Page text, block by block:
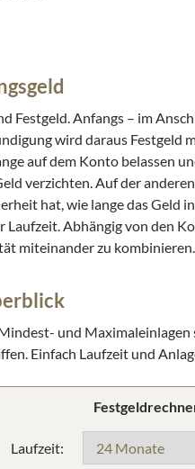
Festgeld. Anfangs – im
wird daraus
auf dem Konto belassen
verzichten. Auf der
hat, wie lange das Geld
Abhängig von den
miteinander zu kombinieren.
und
Einfach Laufzeit und
Laufzeit: